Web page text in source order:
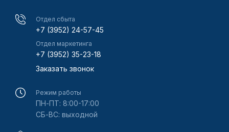
Отдел сбыта
+7 (3952) 24-57-45
Отдел маркетинга
+7 (3952) 35-23-18
Заказать звонок
Режим работы
ПН-ПТ: 8:00-17:00
СБ-ВС: выходной